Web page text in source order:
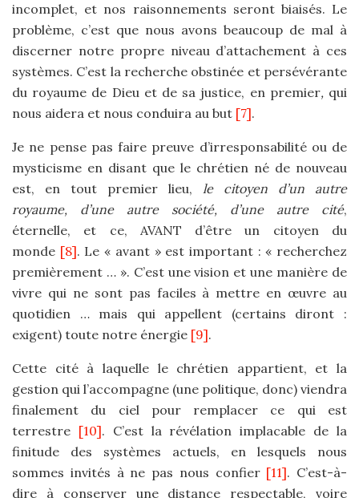
incomplet, et nos raisonnements seront biaisés. Le
problème, c’est que nous avons beaucoup de mal à
discerner notre propre niveau d’attachement à ces
systèmes. C’est la recherche obstinée et persévérante
du royaume de Dieu et de sa justice, en premier,qui
nous aidera et nous conduira au but [7].
Je ne pense pas faire preuve d’irresponsabilité ou de
mysticisme en disant que le chrétien né de nouveau
est, en tout premier lieu, le citoyen d’un autre
royaume, d’une autre société, d’une autre cité,
éternelle, et ce, AVANT d’être un citoyen du
monde [8]. Le « avant » est important : « recherchez
premièrement … ». C’est une vision et une manière de
vivre qui ne sont pas faciles à mettre en œuvre au
quotidien … mais qui appellent (certains diront :
exigent) toute notre énergie [9].
Cette cité à laquelle le chrétien appartient, et la
gestion qui l’accompagne (une politique, donc) viendra
finalement du ciel pour remplacer ce qui est
terrestre [10]. C’est la révélation implacable de la
finitude des systèmes actuels, en lesquels nous
sommes invités à ne pas nous confier [11]. C’est-à-
dire à conserver une distance respectable, voire